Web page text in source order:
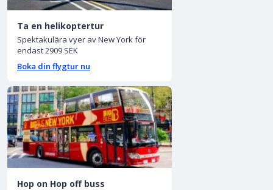
Ta en helikoptertur
Spektakulära vyer av New York för
endast 2909 SEK
Boka din flygtur nu
Hop on Hop off buss